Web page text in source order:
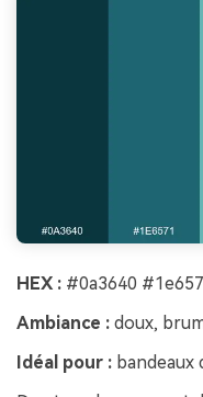
HEX : #0a3640
Ambiance : doux,
Idéal pour :